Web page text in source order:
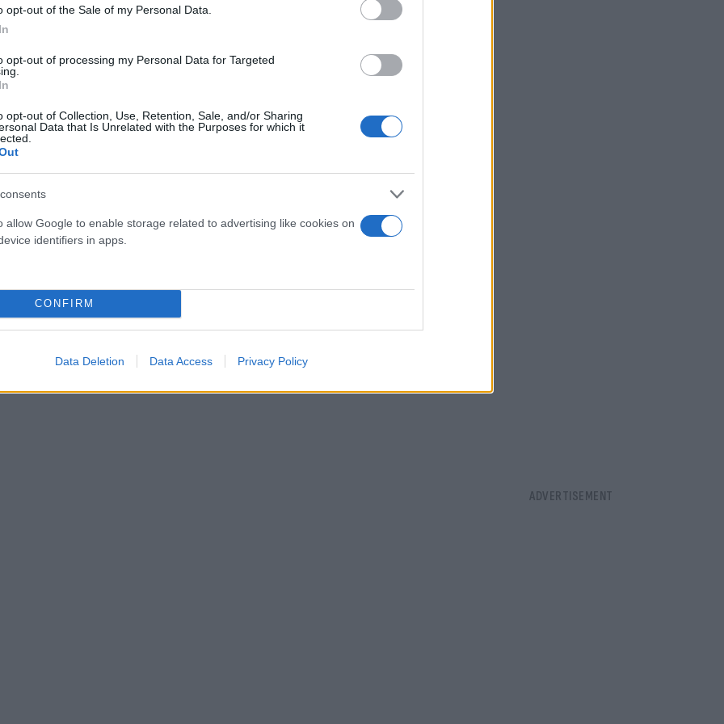
opt-out of the Sale of my Personal Data.
opt-out of processing my Personal Data for Targeted
opt-out of Collection, Use, Retention, Sale, and/or Sharing
Data that Is Unrelated with the Purposes for which it
allow Google to enable storage related to advertising like cookies on
identifiers in apps.
CONFIRM
Data Deletion Data Access Privacy Policy
εκατ. ευρώ στην ΑΑΔΕ
με διαφορετικό ΑΦΜ
ρολά και ξανά από την αρχή με άλλο «μπροστινό».
11 σπίτια
πρωινές ώρες και ολοκληρώθηκε το μεσημέρι, με εφόδους σε
εμπλεκόμενοι συνελήφθησαν και οδηγούνται στη Γενική